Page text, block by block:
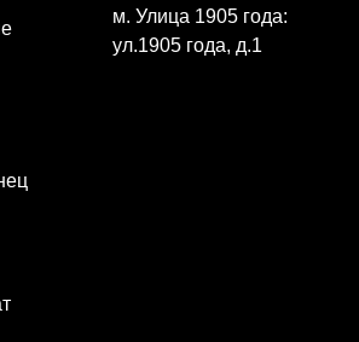
м. Улица 1905 года:
ул.1905 года, д.1